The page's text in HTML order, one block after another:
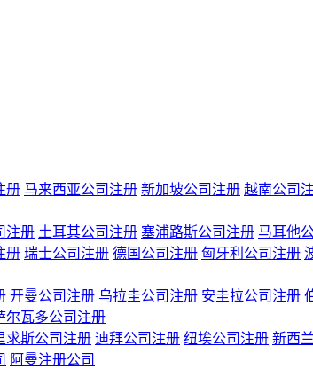
册 马来西亚公司注册 新加坡公司注册 越南公司
注册 土耳其公司注册 塞浦路斯公司注册 马耳他
册 瑞士公司注册 德国公司注册 匈牙利公司注册
开曼公司注册 乌拉圭公司注册 安圭拉公司注册
尔瓦多公司注册
求斯公司注册 迪拜公司注册 纽埃公司注册 新西
阿曼注册公司